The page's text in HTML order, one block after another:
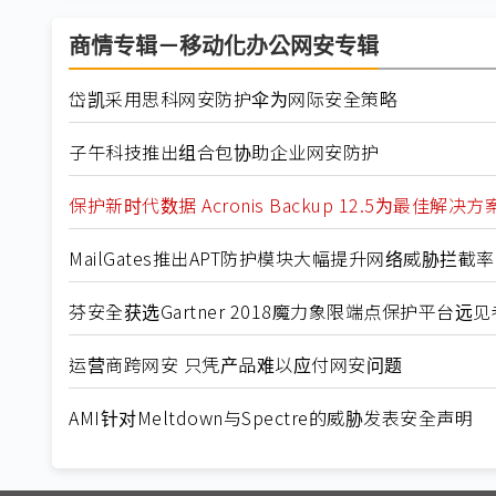
商情专辑－移动化办公网安专辑
岱凯采用思科网安防护伞为网际安全策略
子午科技推出组合包协助企业网安防护
保护新时代数据 Acronis Backup 12.5为最佳解决方
MailGates推出APT防护模块大幅提升网络威胁拦截率
芬安全获选Gartner 2018魔力象限端点保护平台远见
运营商跨网安 只凭产品难以应付网安问题
AMI针对Meltdown与Spectre的威胁发表安全声明